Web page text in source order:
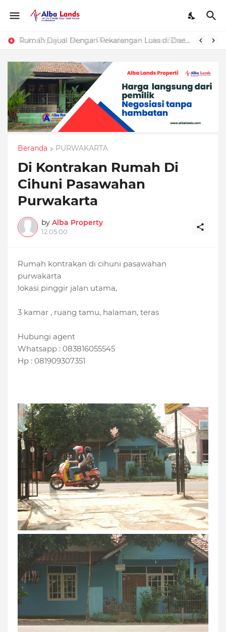
Rumah Dijual Dengan Pekarangan Luas di Daerah Purwakarta
Toko Dijual di Munjul Purwakarta – Lokasi Strategis Ramai Pertokoan Sebelum Perumahan BJI
Beranda PURWAKARTA
Di Kontrakan Rumah Di
Cihuni Pasawahan
Purwakarta
by Alba Property
12.05.00
Rumah kontrakan di cihuni pasawahan
purwakarta
lokasi pinggir jalan utama,
3 kamar , ruang tamu, halaman, teras
Hubungi agent
Whatsapp : 083816055545
Hp : 081909307351